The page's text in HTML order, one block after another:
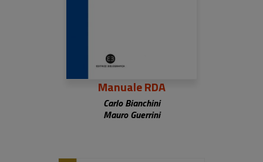
Manuale RDA
Carlo Bianchini
Mauro Guerrini